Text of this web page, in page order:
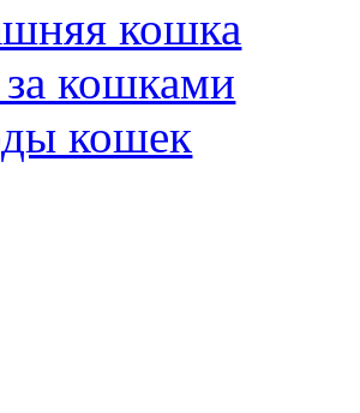
кошка
кошками
кошек